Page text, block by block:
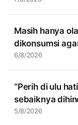
Masih hanya
dikonsumsi
6/8/2026
“Perih di ulu
sebaiknya
5/8/2026